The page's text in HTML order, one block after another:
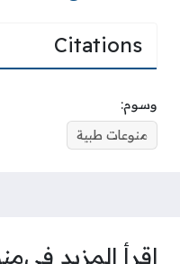
Citations
وسوم:
منوعات طبية
اقرأ المزيد في